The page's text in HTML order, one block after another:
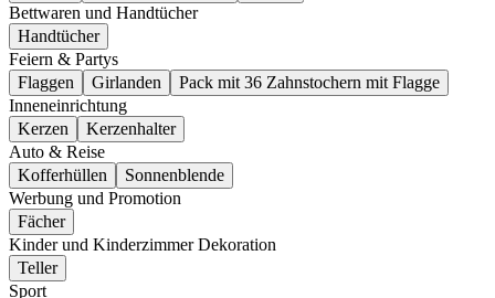
Bettwaren und Handtücher
Handtücher
Feiern & Partys
Flaggen
Girlanden
Pack mit 36 Zahnstochern mit Flagge
Inneneinrichtung
Kerzen
Kerzenhalter
Auto & Reise
Kofferhüllen
Sonnenblende
Werbung und Promotion
Fächer
Kinder und Kinderzimmer Dekoration
Teller
Sport